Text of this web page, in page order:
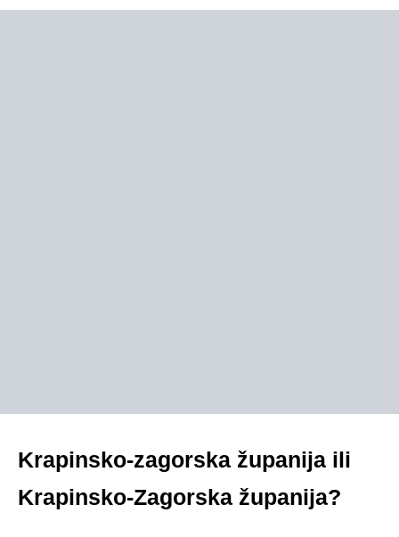
Krapinsko-zagorska županija ili
Krapinsko-Zagorska županija?